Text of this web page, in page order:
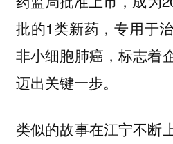
批的1类新药，专用于
非小细胞肺癌，标志着
迈出关键一步。
类似的故事在江宁不断